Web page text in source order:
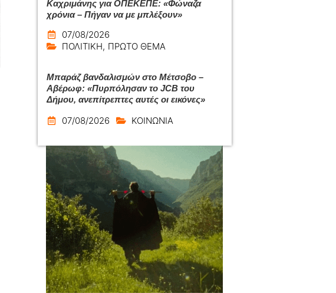
Καχριμάνης για ΟΠΕΚΕΠΕ: «Φώναζα
χρόνια – Πήγαν να με μπλέξουν»
07/08/2026
ΠΟΛΙΤΙΚΗ, ΠΡΩΤΟ ΘΕΜΑ
Μπαράζ βανδαλισμών στο Μέτσοβο –
Αβέρωφ: «Πυρπόλησαν το JCB του
Δήμου, ανεπίτρεπτες αυτές οι εικόνες»
07/08/2026 ΚΟΙΝΩΝΙΑ